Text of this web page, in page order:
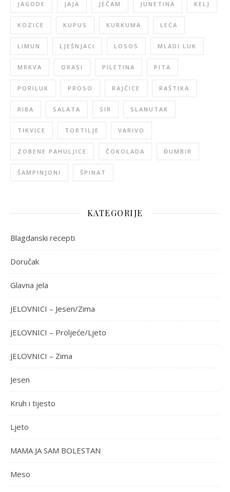
JAGODE JAJA JEČAM JUNETINA KELJ
KOZICE KUPUS KURKUMA LEĆA
LIMUN LJEŠNJACI LOSOS MLADI LUK
MRKVA ORASI PILETINA PITA
PORILUK PROSO RAJČICE RAŠTIKA
RIBA SALATA SIR SLANUTAK
TIKVICE TORTILJE VARIVO
ZOBENE PAHULJICE ČOKOLADA ĐUMBIR
ŠAMPINJONI ŠPINAT
KATEGORIJE
Blagdanski recepti
Doručak
Glavna jela
JELOVNICI – Jesen/Zima
JELOVNICI – Proljeće/Ljeto
JELOVNICI – Zima
Jesen
Kruh i tijesto
Ljeto
MAMA JA SAM BOLESTAN
Meso